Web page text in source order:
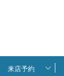
来店予約